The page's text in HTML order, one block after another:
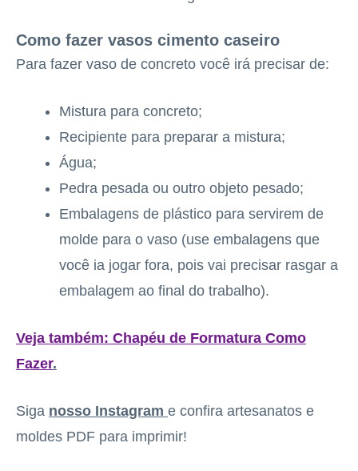
Como fazer vasos cimento caseiro
Para fazer vaso de concreto você irá precisar de:
Mistura para concreto;
Recipiente para preparar a mistura;
Água;
Pedra pesada ou outro objeto pesado;
Embalagens de plástico para servirem de
molde para o vaso (use embalagens que
você ia jogar fora, pois vai precisar rasgar a
embalagem ao final do trabalho).
Veja também: Chapéu de Formatura Como
Fazer.
Siga nosso Instagram e confira artesanatos e
moldes PDF para imprimir!